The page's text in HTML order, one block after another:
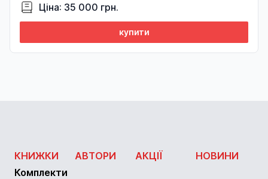
Ціна: 35 000 грн.
купити
КНИЖКИ
Комплекти
АВТОРИ АКЦІЇ НОВИНИ